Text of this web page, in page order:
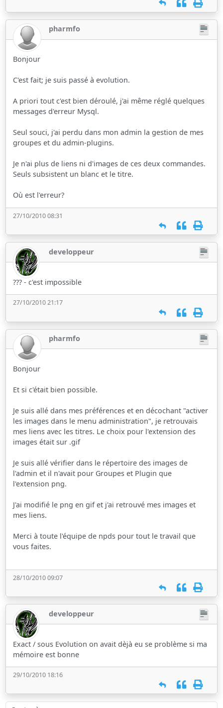
pharmfo
Bonjour
C'est fait; je suis passé à evolution.
A priori tout c'est bien déroulé, j'ai même réglé quelques
messages d'erreur Mysql.
Seul souci, j'ai perdu dans mon admin la gestion de mes
groupes et du admin-plugins.
Je n'ai plus de liens ni d'images de ces deux commandes.
Seuls subsistent un blanc et le titre.
Où est l'erreur?
27/10/2010 08:31
developpeur
??? - c'est impossible
27/10/2010 21:17
pharmfo
Bonjour
Et si c'était bien possible.
Je suis allé dans mes préférences et en décochant "activer
les images dans le menu administration", je retrouvais
mes liens avec les titres. Le choix pour l'extension des
images était sur .gif
Je suis allé vérifier dans le répertoire des images de
l'admin et il n'avait pour Groupes et Plugin que
l'extension png.
J'ai modifié le png en gif et j'ai retrouvé mes images et
mes liens.
Merci à toute l'équipe de npds pour tout le travail que
vous faites.
28/10/2010 09:07
developpeur
Exact / sous Evolution on avait dèjà eu se problème si ma
mémoire est bonne
29/10/2010 18:16